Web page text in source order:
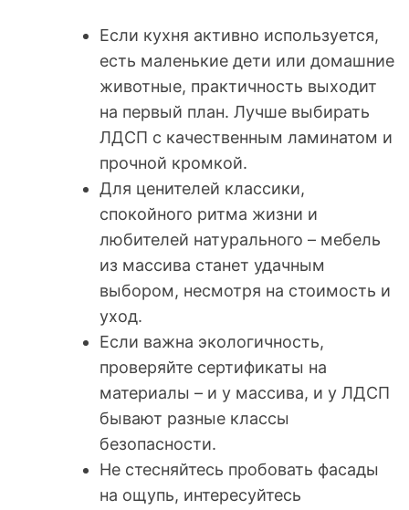
Если кухня активно используется,
есть маленькие дети или домашние
животные, практичность выходит
на первый план. Лучше выбирать
ЛДСП с качественным ламинатом и
прочной кромкой.
Для ценителей классики,
спокойного ритма жизни и
любителей натурального – мебель
из массива станет удачным
выбором, несмотря на стоимость и
уход.
Если важна экологичность,
проверяйте сертификаты на
материалы – и у массива, и у ЛДСП
бывают разные классы
безопасности.
Не стесняйтесь пробовать фасады
на ощупь, интересуйтесь